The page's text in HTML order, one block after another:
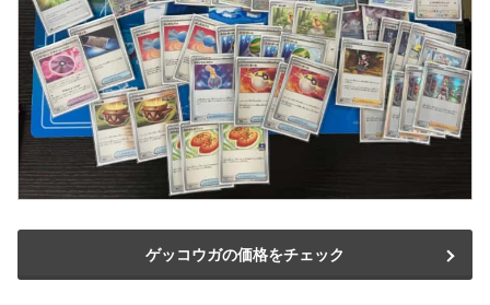
ゲッコウガの価格をチェック